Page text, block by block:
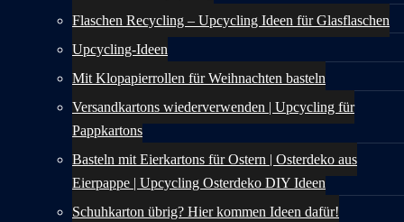
Flaschen Recycling – Upcycling Ideen für Glasflaschen
Upcycling-Ideen
Mit Klopapierrollen für Weihnachten basteln
Versandkartons wiederverwenden | Upcycling für
Pappkartons
Basteln mit Eierkartons für Ostern | Osterdeko aus
Eierpappe | Upcycling Osterdeko DIY Ideen
Schuhkarton übrig? Hier kommen Ideen dafür!